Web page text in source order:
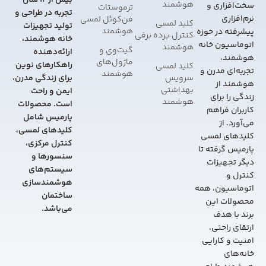
سخت‌افزاری و
نرم‌افزاری
پیشرفته در حوزه
اتوماسیون خانه
هوشمند،
تجربه‌ای مدرن و
هوشمند از
زندگی را برای
کاربران فراهم
می‌آورد. از
کلیدهای لمسی
پارمیس گرفته تا
دیگر تجهیزات
کنترل و
اتوماسیون، همه
محصولات این
برند با هدف
ارتقای راحتی،
امنیت و کارایی
خانه‌های
هوشمند
کلید لمسی
کنترل پرده برقی
هوشمند
کلید لمسی
سرویس
بهداشتی
هوشمند
ترموستات
فن‌کوئل لمسی
هوشمند
گیت‌وی و
ماژول‌های
هوشمند
تجربه در طراحی و
تولید تجهیزات
خانه هوشمند،
ارائه‌دهنده
راهکارهای نوین
برای زندگی مدرن،
ایمن و راحت
است. محصولات
پارمیس شامل
کلیدهای لمسی،
کنترل مرکزی،
سنسورها و
سیستم‌های
هوشمندسازی
ساختمان
می‌باشد.